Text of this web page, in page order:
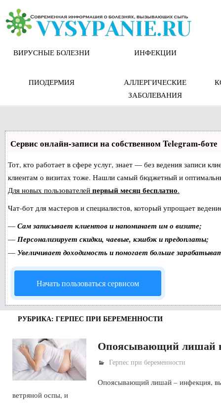
to
content
ВИРУСНЫЕ БОЛЕЗНИ ИНФЕКЦИИ
ПИОДЕРМИЯ
АЛЛЕРГИЧЕСКИЕ
ЗАБОЛЕВАНИЯ
Сервис онлайн-записи на собственном Telegram-боте
Тот, кто работает в сфере услуг, знает — без ведения записи
клиентам о визитах тоже. Нашли самый бюджетный и
Для новых пользователей первый месяц бесплатно.
Чат-бот для мастеров и специалистов, который упрощает
— Сам записывает клиентов и напоминает им о визите;
— Персонализирует скидки, чаевые, кэшбэк и предоплаты;
— Увеличивает доходимость и помогает больше
Начать пользоваться сервисом
РУБРИКА: ГЕРПЕС ПРИ БЕРЕМЕННОСТИ
Опоясывающий лишай
Герпес при беременности
Опоясывающий лишай – инфекция,
ветряной оспы, и